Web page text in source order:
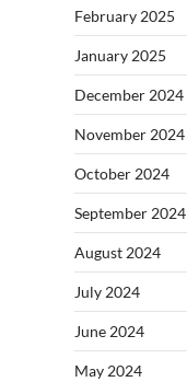
February 2025
January 2025
December 2024
November 2024
October 2024
September 2024
August 2024
July 2024
June 2024
May 2024